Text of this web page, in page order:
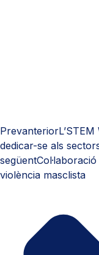
Prevanterior
dedicar-se als
següent
violència masclista